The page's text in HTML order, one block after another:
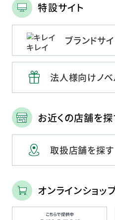
特設サイト
ブランドサ
法人様向けノベ
お近くの店舗を
取扱店舗を探す
オンラインショッ